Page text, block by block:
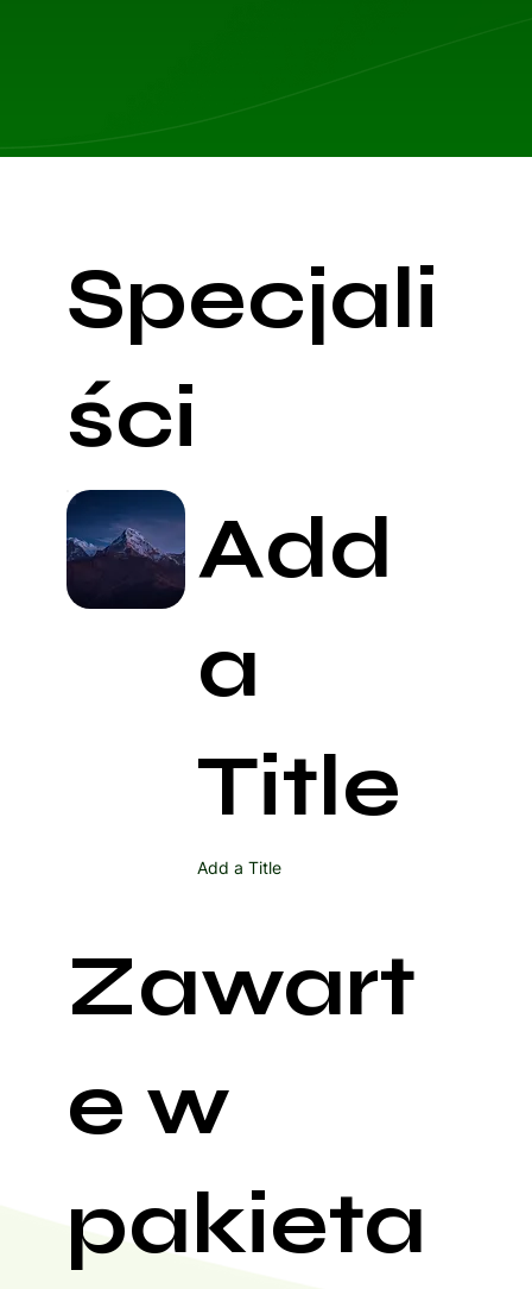
Specjali
ści
Add
a
Title
Add a Title
Zawart
e w
pakieta